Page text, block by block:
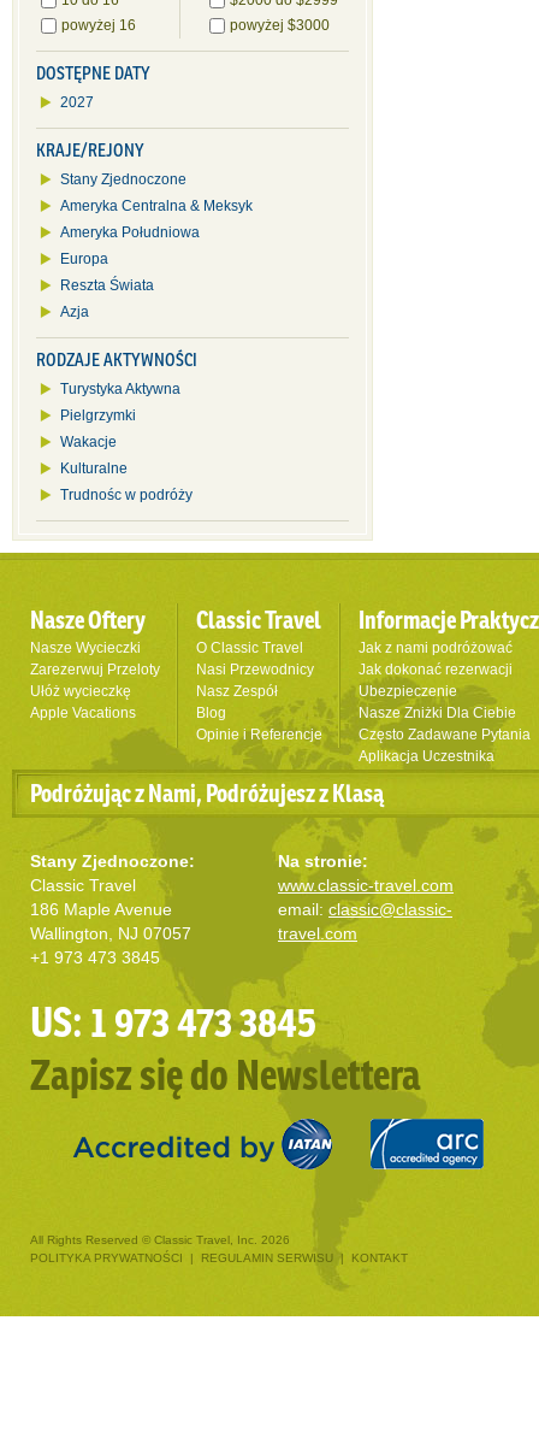
powyżej 16
powyżej $3000
DOSTĘPNE DATY
2027
KRAJE/REJONY
Stany Zjednoczone
Ameryka Centralna & Meksyk
Ameryka Południowa
Europa
Reszta Świata
Azja
RODZAJE AKTYWNOŚCI
Turystyka Aktywna
Pielgrzymki
Wakacje
Kulturalne
Trudnośc w podróży
Nasze Oftery
Nasze Wycieczki
Zarezerwuj Przeloty
Ułóż wycieczkę
Apple Vacations
Classic Travel
O Classic Travel
Nasi Przewodnicy
Nasz Zespół
Blog
Opinie i Referencje
Informacje
Jak z nami podróżować
Jak dokonać rezerwacji
Ubezpieczenie
Nasze Zniżki Dla Ciebie
Często Zadawane Pytania
Aplikacja Uczestnika
Podróżując z Nami, Podróżujesz z Klasą
Stany Zjednoczone:
Classic Travel
186 Maple Avenue
Wallington, NJ 07057
+1 973 473 3845
Na stronie:
www.classic-travel.com
email: classic@classic-
travel.com
US: 1 973 473 3845
Zapisz się do Newslettera
All Rights Reserved © Classic Travel, Inc. 2026
POLITYKA PRYWATNOŚCI
| REGULAMIN SERWISU | KONTAKT